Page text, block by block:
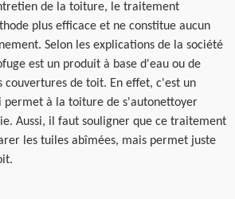
de la toiture, le traitement
plus efficace et ne constitue aucun
Selon les explications de la société
est un produit à base d'eau ou de
couvertures de toit. En effet, c'est un
à la toiture de s'autonettoyer
Aussi, il faut souligner que ce traitement
les tuiles abîmées, mais permet juste